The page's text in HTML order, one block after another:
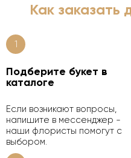
Как заказать
1
Подберите букет в
каталоге
Если возникают вопросы,
напишите в мессенджер -
наши флористы помогут с
выбором.